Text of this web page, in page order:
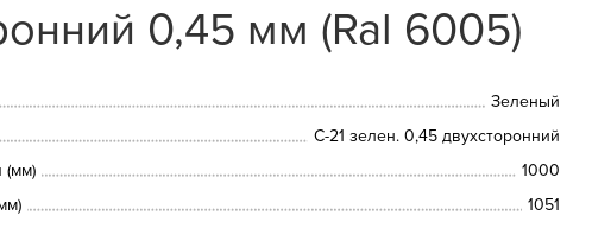
0,45 мм (Ral 6005)
Зеленый
С-21 зелен. 0,45 двухсторонний
(мм)
1000
1051